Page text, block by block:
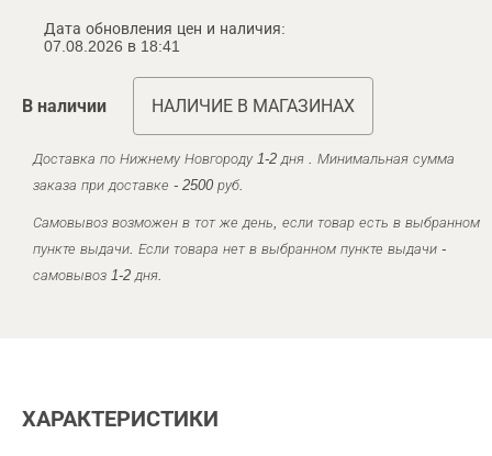
Дата обновления цен и наличия:
07.08.2026 в 18:41
В наличии НАЛИЧИЕ В МАГАЗИНАХ
Доставка по Нижнему Новгороду 1-2 дня . Минимальная сумма
заказа при доставке - 2500 руб.
Самовывоз возможен в тот же день, если товар есть в выбранном
пункте выдачи. Если товара нет в выбранном пункте выдачи -
самовывоз 1-2 дня.
ХАРАКТЕРИСТИКИ